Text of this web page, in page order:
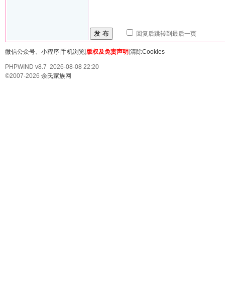
发 布 回复后跳转到最后一页
微信公众号、小程序 手机浏览 版权及免责声明 清除Cookies
PHPWIND v8.7 2026-08-08 22:20
©2007-2026 余氏家族网